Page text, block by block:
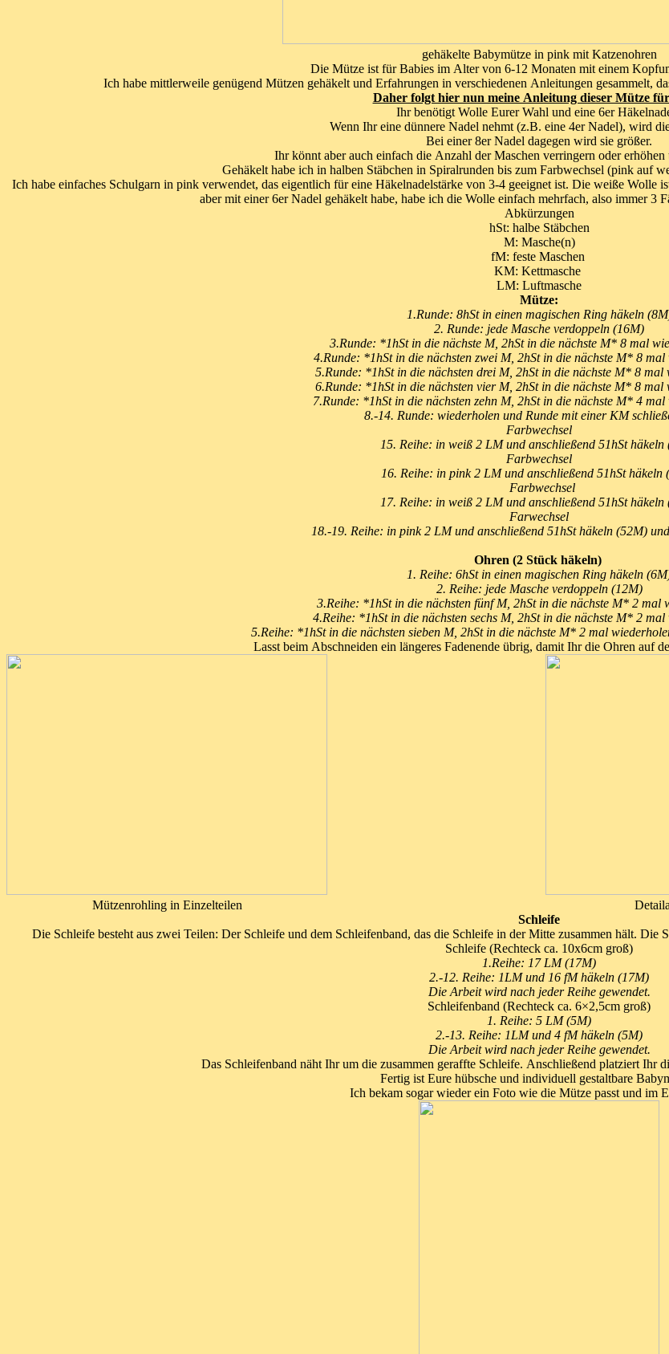
gehäkelte Babymütze in pink mit Katzenohren
Die Mütze ist für Babies im Alter von 6-12 Monaten mit einem
Ich habe mittlerweile genügend Mützen gehäkelt und Erfahrungen in verschiedenen Anleitungen gesammelt,
Daher folgt hier nun meine Anleitung dieser Mütze
Ihr benötigt Wolle Eurer Wahl und eine 6er
Wenn Ihr eine dünnere Nadel nehmt (z.B. eine 4er Nadel), wird
Bei einer 8er Nadel dagegen wird sie größer.
Ihr könnt aber auch einfach die Anzahl der Maschen verringern oder
Gehäkelt habe ich in halben Stäbchen in Spiralrunden bis zum Farbwechsel (pink auf
Ich habe einfaches Schulgarn in pink verwendet, das eigentlich für eine Häkelnadelstärke von 3-4 geeignet ist. Die weiße Wolle
aber mit einer 6er Nadel gehäkelt habe, habe ich die Wolle einfach mehrfach, also immer 3
Abkürzungen
hSt: halbe Stäbchen
M: Masche(n)
fM: feste Maschen
KM: Kettmasche
LM: Luftmasche
Mütze:
1.Runde: 8hSt in einen magischen Ring häkeln
2. Runde: jede Masche verdoppeln (16M)
3.Runde: *1hSt in die nächste M, 2hSt in die nächste M* 8 mal
4.Runde: *1hSt in die nächsten zwei M, 2hSt in die nächste M* 8
5.Runde: *1hSt in die nächsten drei M, 2hSt in die nächste M* 8 mal
6.Runde: *1hSt in die nächsten vier M, 2hSt in die nächste M* 8 mal
7.Runde: *1hSt in die nächsten zehn M, 2hSt in die nächste M* 4
8.-14. Runde: wiederholen und Runde mit einer KM
Farbwechsel
15. Reihe: in weiß 2 LM und anschließend 51hSt häkeln
Farbwechsel
16. Reihe: in pink2 LM und anschließend 51hSthäkeln
Farbwechsel
17. Reihe: in weiß 2 LM und anschließend 51hSthäkeln
Farwechsel
18.-19. Reihe: in pink2 LM und anschließend 51hSthäkeln (52M)
Ohren (2 Stück häkeln)
1. Reihe: 6hSt in einen magischen Ring häkeln
2. Reihe: jede Masche verdoppeln (12M)
3.Reihe: *1hSt in die nächsten fünf M, 2hSt in die nächste M* 2 mal
4.Reihe: *1hSt in die nächsten sechs M, 2hSt in die nächste M* 2
5.Reihe: *1hSt in die nächsten sieben M, 2hSt in die nächste M* 2 mal
Lasst beim Abschneiden ein längeres Fadenende übrig, damit Ihr die Ohren auf
Mützenrohling in Einzelteilen
Schleife
Die Schleife besteht aus zwei Teilen: Der Schleife und dem Schleifenband, das die Schleife in der Mitte zusammen hält.
Schleife (Rechteck ca. 10x6cm groß)
1.Reihe: 17 LM (17M)
2.-12. Reihe: 1LM und 16 fM häkeln (17M)
Die Arbeit wird nach jeder Reihe gewendet.
Schleifenband (Rechteck ca. 6×2,5cm groß)
1. Reihe: 5 LM (5M)
2.-13. Reihe: 1LM und 4 fM häkeln (5M)
Die Arbeit wird nach jeder Reihe gewendet.
Das Schleifenband näht Ihr um die zusammen geraffte Schleife. Anschließend platziert Ihr
Fertig ist Eure hübsche und individuell gestaltbare
Ich bekam sogar wieder ein Foto wie die Mütze passt und im